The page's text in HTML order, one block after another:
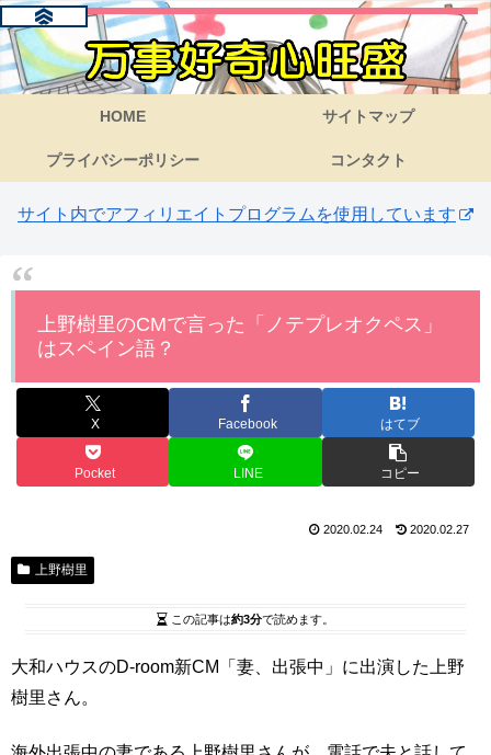
HOME サイトマップ
プライバシーポリシー コンタクト
サイト内でアフィリエイトプログラムを使用しています
上野樹里のCMで言った「ノテプレオクペス」
はスペイン語？
X Facebook はてブ
Pocket LINE コピー
2020.02.24 2020.02.27
上野樹里
この記事は約3分で読めます。
大和ハウスのD-room新CM「妻、出張中」に出演した上野
樹里さん。